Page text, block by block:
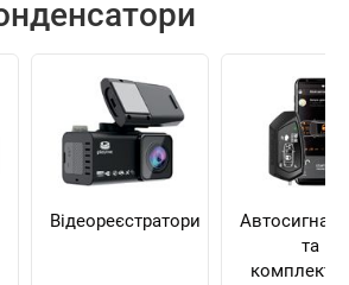
Відеореєстратори
та